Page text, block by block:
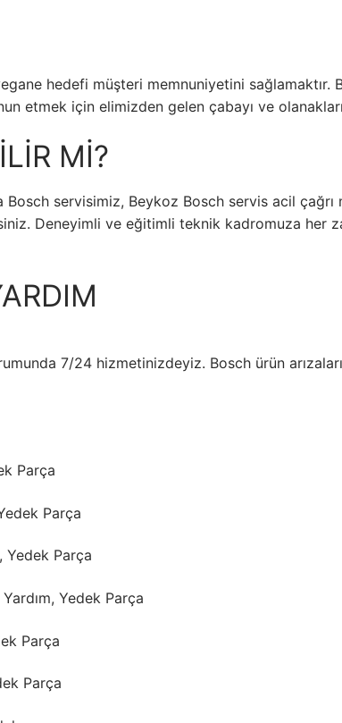
hedefi müşteri memnuniyetini sağlamaktır.
etmek için elimizden gelen çabayı ve
Mİ?
servisimiz, Beykoz Bosch servis acil çağrı
Deneyimli ve eğitimli teknik kadromuza her
7/24 hizmetinizdeyiz. Bosch ürün
Parça
Parça
Yedek Parça
Yedek Parça
Parça
Parça